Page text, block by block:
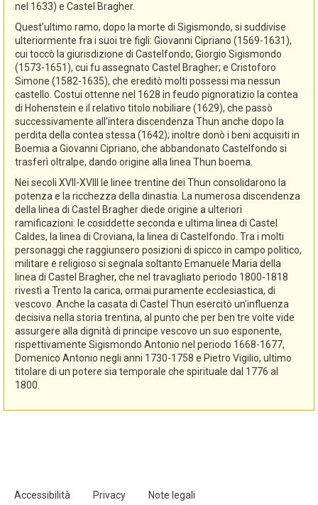
nel 1633) e Castel Bragher.
Quest’ultimo ramo, dopo la morte di Sigismondo, si suddivise
ulteriormente fra i suoi tre figli: Giovanni Cipriano (1569-1631),
cui toccò la giurisdizione di Castelfondo; Giorgio Sigismondo
(1573-1651), cui fu assegnato Castel Bragher; e Cristoforo
Simone (1582-1635), che ereditò molti possessi ma nessun
castello. Costui ottenne nel 1628 in feudo pignoratizio la contea
di Hohenstein e il relativo titolo nobiliare (1629), che passò
successivamente all’intera discendenza Thun anche dopo la
perdita della contea stessa (1642); inoltre donò i beni acquisiti in
Boemia a Giovanni Cipriano, che abbandonato Castelfondo si
trasferì oltralpe, dando origine alla linea Thun boema.
Nei secoli XVII-XVIII le linee trentine dei Thun consolidarono la
potenza e la ricchezza della dinastia. La numerosa discendenza
della linea di Castel Bragher diede origine a ulteriori
ramificazioni: le cosiddette seconda e ultima linea di Castel
Caldes, la linea di Croviana, la linea di Castelfondo. Tra i molti
personaggi che raggiunsero posizioni di spicco in campo politico,
militare e religioso si segnala soltanto Emanuele Maria della
linea di Castel Bragher, che nel travagliato periodo 1800-1818
rivestì a Trento la carica, ormai puramente ecclesiastica, di
vescovo. Anche la casata di Castel Thun esercitò un’influenza
decisiva nella storia trentina, al punto che per ben tre volte vide
assurgere alla dignità di principe vescovo un suo esponente,
rispettivamente Sigismondo Antonio nel periodo 1668-1677,
Domenico Antonio negli anni 1730-1758 e Pietro Vigilio, ultimo
titolare di un potere sia temporale che spirituale dal 1776 al
1800.
Accessibilità Privacy Note legali